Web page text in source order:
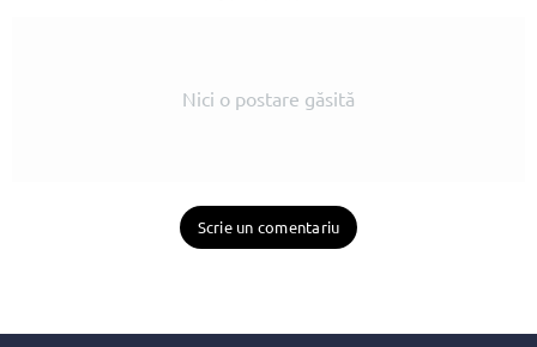
Nici o postare găsită
Scrie un comentariu